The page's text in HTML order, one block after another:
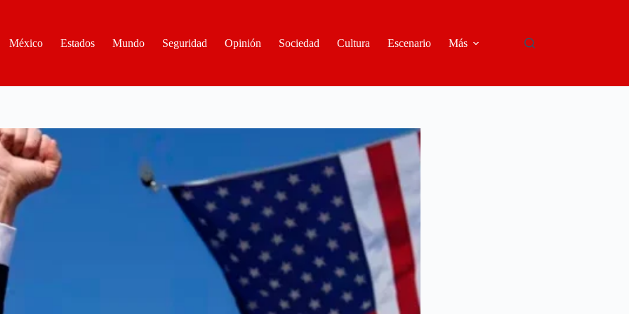
México
Estados Mundo Seguridad Opinión Sociedad Cultura Escenario Más